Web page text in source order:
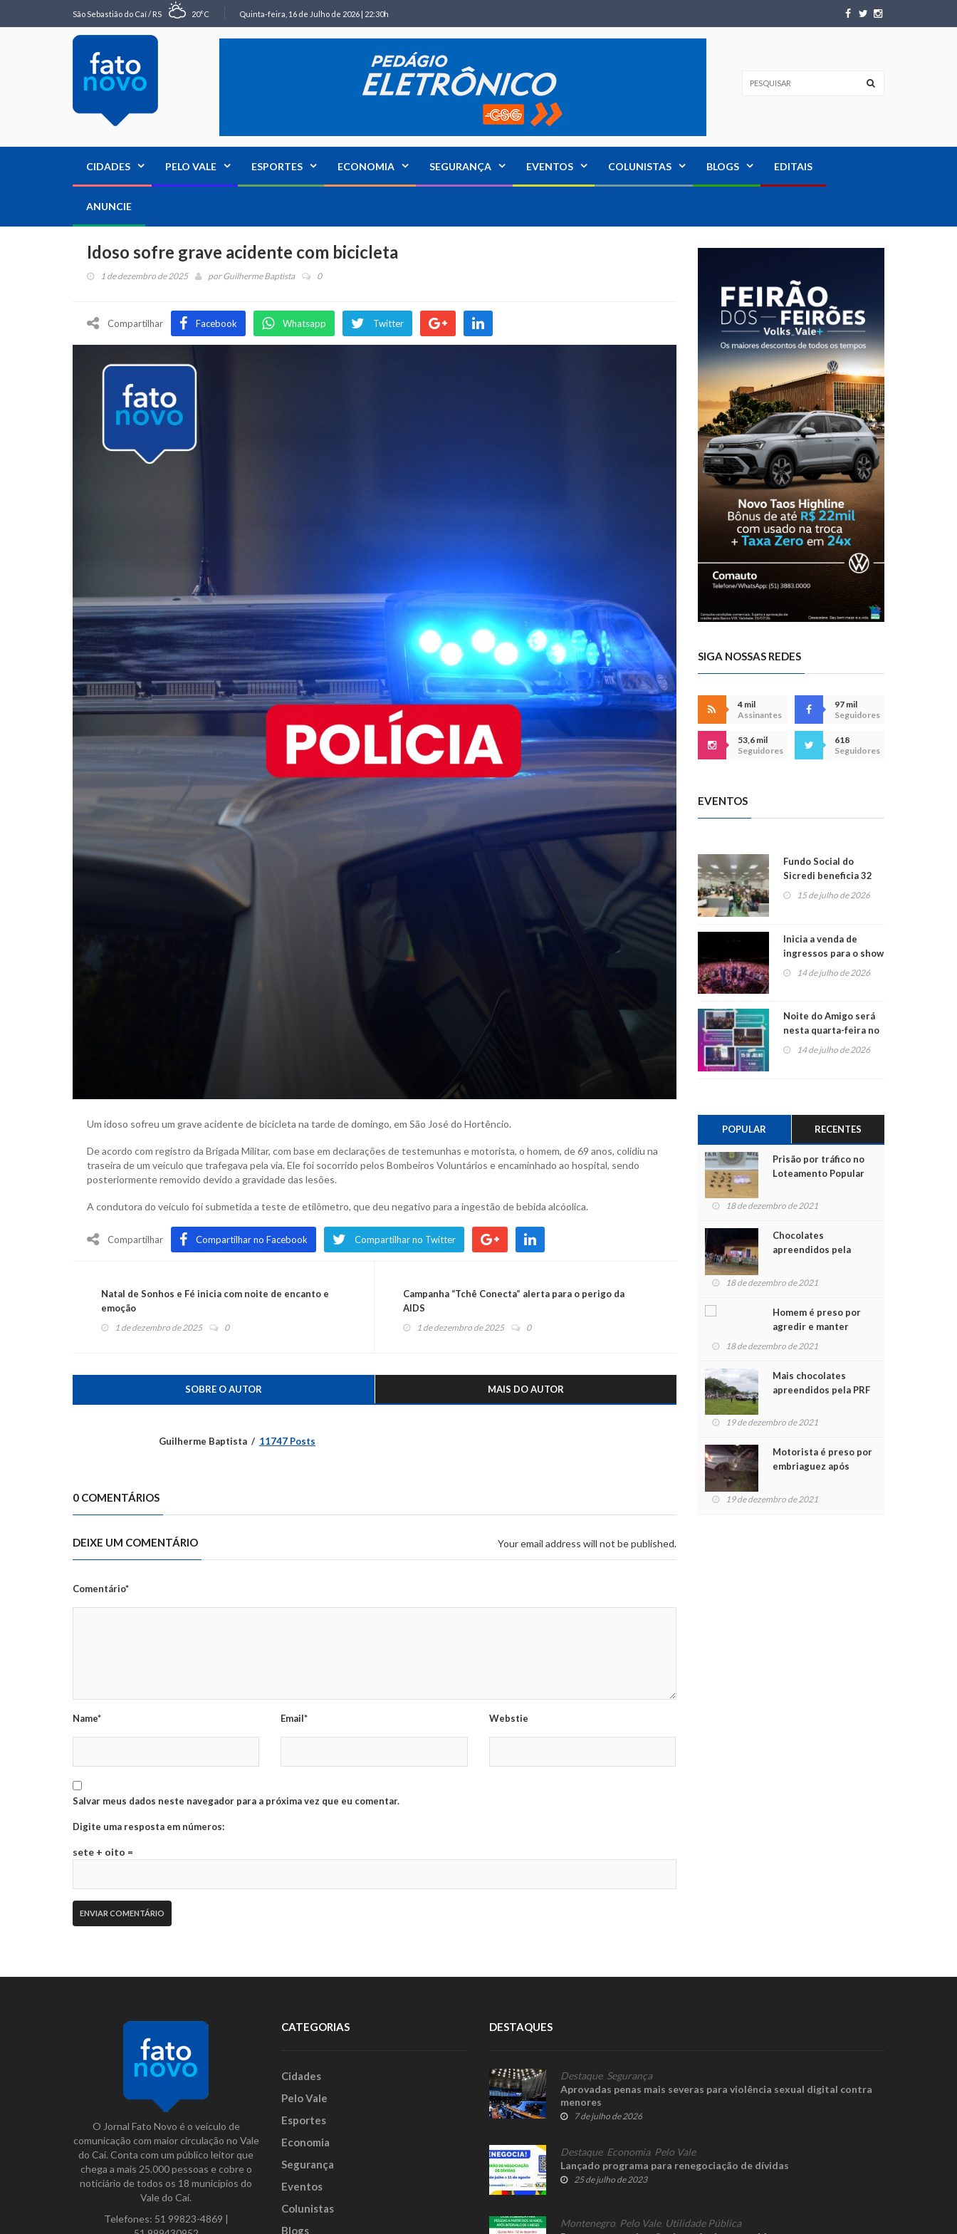
São Sebastião do Caí / RS 20°C Quinta-feira, 16 de Julho de 2026 | 22:30h
CIDADES PELO VALE ESPORTES ECONOMIA SEGURANÇA EVENTOS COLUNISTAS BLOGS EDITAIS
ANUNCIE
Idoso sofre grave acidente com bicicleta
1 de dezembro de 2025 porGuilherme Baptista 0
Compartilhar Facebook Whatsapp Twitter
Um idoso sofreu um grave acidente de bicicleta na tarde de domingo, em São José do Hortêncio.
De acordo com registro da Brigada Militar, com base em declarações de testemunhas e motorista, o homem, de 69 anos, colidiu na
traseira de um veículo que trafegava pela via. Ele foi socorrido pelos Bombeiros Voluntários e encaminhado ao hospital, sendo
posteriormente removido devido a gravidade das lesões.
A condutora do veículo foi submetida a teste de etilômetro, que deu negativo para a ingestão de bebida alcóolica.
Compartilhar Compartilhar no Facebook Compartilhar no Twitter
Natal de Sonhos e Fé inicia com noite de encanto e
emoção
1 de dezembro de 2025 0
Campanha “Tchê Conecta” alerta para o perigo da
AIDS
1 de dezembro de 2025 0
SOBRE O AUTOR MAIS DO AUTOR
Guilherme Baptista 11747 Posts
0 COMENTÁRIOS
DEIXE UM COMENTÁRIO Your email address will not be published.
Comentário*
Name* Email* Webstie
Salvar meus dados neste navegador para a próxima vez que eu comentar.
Digite uma resposta em números:
sete + oito =
SIGA NOSSAS REDES
4 mil
Assinantes
97 mil
Seguidores
53,6 mil
Seguidores
618
Seguidores
EVENTOS
Fundo Social do
Sicredi beneficia 32
projetos em
15 de julho de 2026
Inicia a venda de
ingressos para o show
do Jota Quest nos 45
anos da Sicredi Ouro
14 de julho de 2026
Noite do Amigo será
nesta quarta-feira no
Centro de Cultura de
14 de julho de 2026
POPULAR RECENTES
Prisão por tráfico no
Loteamento Popular
18 de dezembro de 2021
Chocolates
apreendidos pela
para crianças na
18 de dezembro de 2021
Homem é preso por
agredir e manter
mulher em cárcere
18 de dezembro de 2021
Mais chocolates
apreendidos pela PRF
crianças no Natal
19 de dezembro de 2021
Motorista é preso por
embriaguez após
feridos
19 de dezembro de 2021
O Jornal Fato Novo é o veículo de
comunicação com maior circulação no Vale
do Caí. Conta com um público leitor que
chega a mais 25.000 pessoas e cobre o
noticiário de todos os 18 municípios do
Vale do Caí.
Telefones: 51 99823-4869 |
CATEGORIAS
Cidades
Pelo Vale
Esportes
Economia
Segurança
Eventos
Colunistas
Blogs
DESTAQUES
Destaque, Segurança
Aprovadas penas mais severas para violência sexual digital contra
menores
7 de julho de 2026
Destaque, Economia, Pelo Vale
Lançado programa para renegociação de dívidas
25 de julho de 2023
Montenegro Pelo Vale, Utilidade Pública